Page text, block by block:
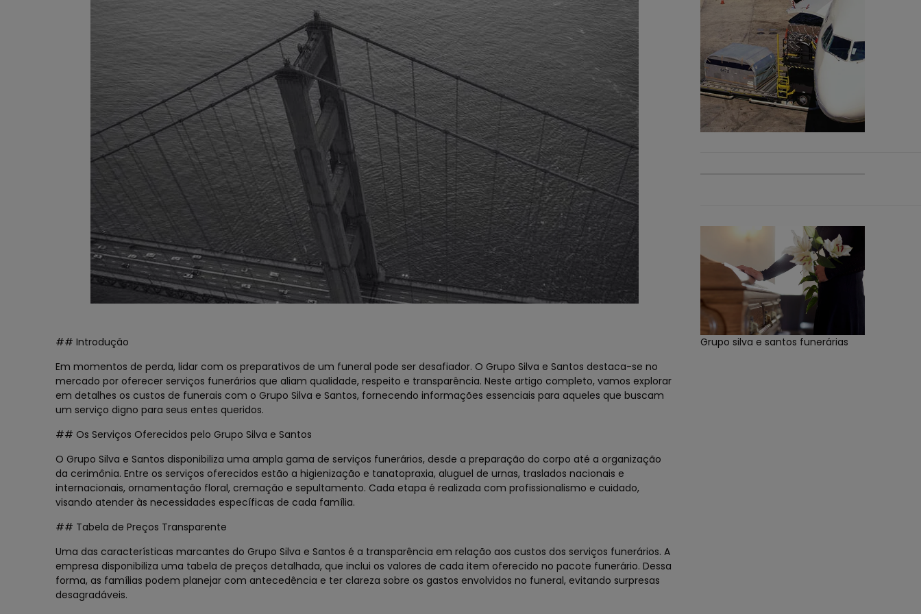
## Introdução
Em momentos de perda, lidar com os preparativos de um funeral pode ser desafiador. O Grupo Silva e Santos destaca-se no
mercado por oferecer serviços funerários que aliam qualidade, respeito e transparência. Neste artigo completo, vamos explorar
em detalhes os custos de funerais com o Grupo Silva e Santos, fornecendo informações essenciais para aqueles que buscam
um serviço digno para seus entes queridos.
## Os Serviços Oferecidos pelo Grupo Silva e Santos
O Grupo Silva e Santos disponibiliza uma ampla gama de serviços funerários, desde a preparação do corpo até a organização
da cerimônia. Entre os serviços oferecidos estão a higienização e tanatopraxia, aluguel de urnas, traslados nacionais e
internacionais, ornamentação floral, cremação e sepultamento. Cada etapa é realizada com profissionalismo e cuidado,
visando atender às necessidades específicas de cada família.
## Tabela de Preços Transparente
Uma das características marcantes do Grupo Silva e Santos é a transparência em relação aos custos dos serviços funerários. A
empresa disponibiliza uma tabela de preços detalhada, que inclui os valores de cada item oferecido no pacote funerário. Dessa
forma, as famílias podem planejar com antecedência e ter clareza sobre os gastos envolvidos no funeral, evitando surpresas
desagradáveis.
Grupo silva e santos funerárias